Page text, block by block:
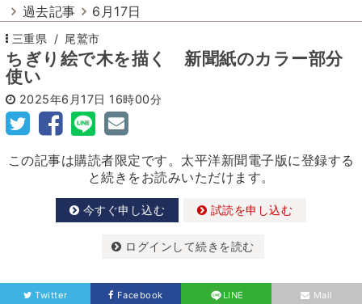
過去記事 6月17日
三重県 尾鷲市
ちぎり絵で木を描く 新聞紙のカラー部分
使い
2025年6月17日 16時00分
この記事は購読者限定です。太平洋新聞電子版に登録する
と続きをお読みいただけます。
今すぐ申し込む 試読を申し込む
ログインして続きを読む
Twitter Facebook LINE Mail